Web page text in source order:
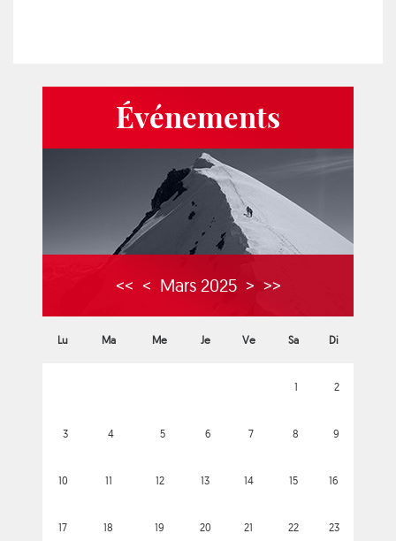
Événements
<< < Mars 2025 > >>
Lu Ma Me Je Ve Sa Di
1 2
3 4 5 6 7 8 9
10 11 12 13 14 15 16
17 18 19 20 21 22 23